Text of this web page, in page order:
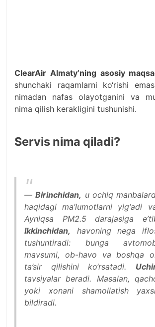
ClearAir Almaty’ning asosiy
shunchaki raqamlarni ko‘rishi
nimadan nafas olayotganini va
nima qilish kerakligini tushunishi.
Servis nima qiladi?
—Birinchidan, u ochiq
haqidagi ma’lumotlarni yig‘adi
Ayniqsa PM2.5 darajasiga
Ikkinchidan, havoning nega
tushuntiradi: bunga
mavsumi, ob-havo va boshqa
ta’sir qilishini ko‘rsatadi.
tavsiyalar beradi. Masalan,
yoki xonani shamollatish
bildiradi.